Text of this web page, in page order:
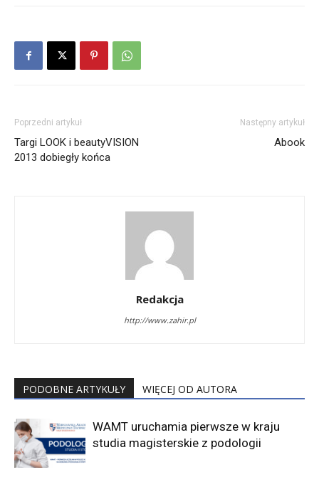
Poprzedni artykuł
Targi LOOK i beautyVISION
2013 dobiegły końca
Następny artykuł
Abook
Redakcja
http://www.zahir.pl
PODOBNE ARTYKUŁY WIĘCEJ OD AUTORA
WAMT uruchamia pierwsze w kraju
studia magisterskie z podologii